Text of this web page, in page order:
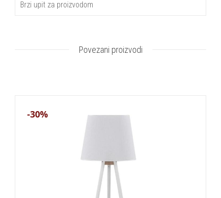
Brzi upit za proizvodom
Povezani proizvodi
-30%